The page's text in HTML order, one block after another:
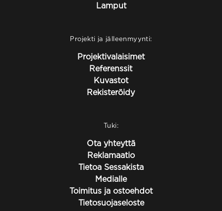
Lamput
Projekti ja jälleenmyynti:
Projektivalaisimet
Referenssit
Kuvastot
Rekisteröidy
Tuki:
Ota yhteyttä
Reklamaatio
Tietoa Sessakista
Medialle
Toimitus ja ostoehdot
Tietosuojaseloste